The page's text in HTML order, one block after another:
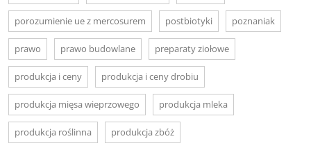
porozumienie ue z mercosurem postbiotyki poznaniak
prawo prawo budowlane preparaty ziołowe
produkcja i ceny produkcja i ceny drobiu
produkcja mięsa wieprzowego produkcja mleka
produkcja roślinna produkcja zbóż